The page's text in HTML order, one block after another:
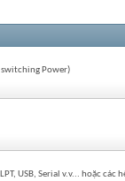
switching Power)
USB, Serial v.v... hoặc các